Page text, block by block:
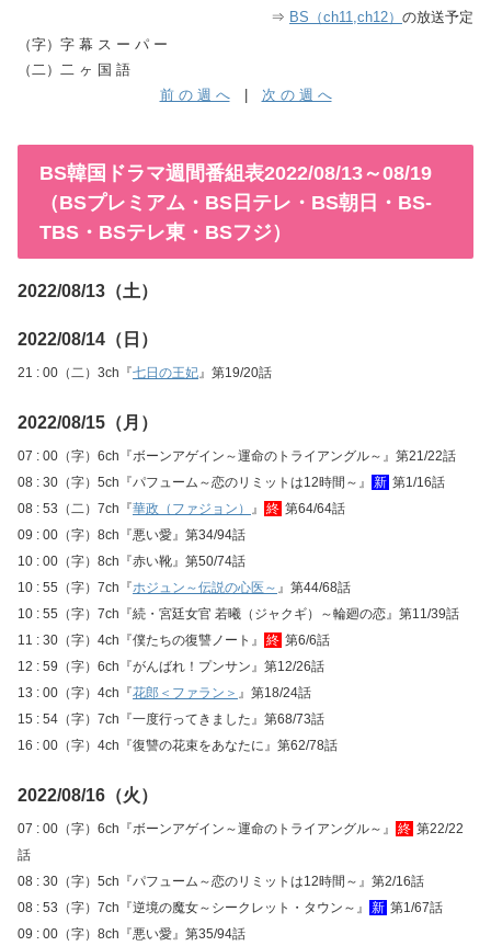
⇒ BS（ch11,ch12） の放送予定
（字）字 幕 ス ー パ ー
（二）二 ヶ 国 語
前 の 週 へ| 次 の 週 へ
BS韓国ドラマ週間番組表2022/08/13～08/19
（BSプレミアム・BS日テレ・BS朝日・BS-
TBS・BSテレ東・BSフジ）
2022/08/13（土）
2022/08/14（日）
21 : 00（二）3ch『七日の王妃』第19/20話
2022/08/15（月）
07 : 00（字）6ch『ボーンアゲイン～運命のトライアングル～』第21/22話
08 : 30（字）5ch『パフューム～恋のリミットは12時間～』
新 第1/16話
08 : 53（二）7ch『華政（ファジョン） 』 終 第64/64話
09 : 00（字）8ch『悪い愛』第34/94話
10 : 00（字）8ch『赤い靴』第50/74話
10 : 55（字）7ch『ホジュン～伝説の心医～ 』第44/68話
10 : 55（字）7ch『続・宮廷女官 若曦（ジャクギ）～輪廻の恋』第11/39話
11 : 30（字）4ch『僕たちの復讐ノート』
終 第6/6話
12 : 59（字）6ch『がんばれ！プンサン』第12/26話
13 : 00（字）4ch『花郎＜ファラン＞ 』第18/24話
15 : 54（字）7ch『一度行ってきました』第68/73話
16 : 00（字）4ch『復讐の花束をあなたに』第62/78話
2022/08/16（火）
07 : 00（字）6ch『ボーンアゲイン～運命のトライアングル～』 終 第22/22
話
08 : 30（字）5ch『パフューム～恋のリミットは12時間～』第2/16話
08 : 53（字）7ch『逆境の魔女～シークレット・タウン～』
新 第1/67話
09 : 00（字）8ch『悪い愛』第35/94話